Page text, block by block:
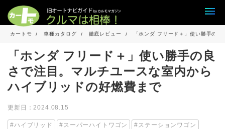
カートモ 車種カタログ 徹底レビュー 「ホンダ フリード＋」使い勝手の
「ホンダ フリード＋」使い勝手の良
さで注目。マルチユースな室内から
ハイブリッドの好燃費まで
更新日：2024.08.15
ハイブリッド スーパーハイトワゴン ステーションワゴン